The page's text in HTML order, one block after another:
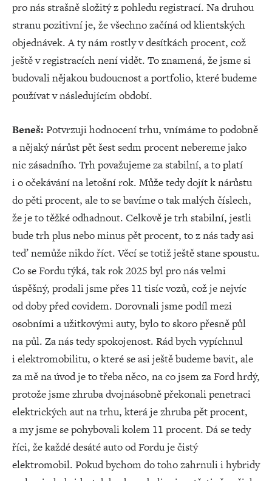
pro nás strašně složitý z pohledu registrací. Na druhou
stranu pozitivní je, že všechno začíná od klientských
objednávek. A ty nám rostly v desítkách procent, což
ještě v registracích není vidět. To znamená, že jsme si
budovali nějakou budoucnost a portfolio, které budeme
používat v následujícím období.
Beneš: Potvrzuji hodnocení trhu, vnímáme to podobně
a nějaký nárůst pět šest sedm procent nebereme jako
nic zásadního. Trh považujeme za stabilní, a to platí
i o očekávání na letošní rok. Může tedy dojít k nárůstu
do pěti procent, ale to se bavíme o tak malých číslech,
že je to těžké odhadnout. Celkově je trh stabilní, jestli
bude trh plus nebo minus pět procent, to z nás tady asi
teď nemůže nikdo říct. Věcí se totiž ještě stane spoustu.
Co se Fordu týká, tak rok 2025 byl pro nás velmi
úspěšný, prodali jsme přes 11 tisíc vozů, což je nejvíc
od doby před covidem. Dorovnali jsme podíl mezi
osobními a užitkovými auty, bylo to skoro přesně půl
na půl. Za nás tedy spokojenost. Rád bych vypíchnul
i elektromobilitu, o které se asi ještě budeme bavit, ale
za mě na úvod je to třeba něco, na co jsem za Ford hrdý,
protože jsme zhruba dvojnásobně překonali penetraci
elektrických aut na trhu, která je zhruba pět procent,
a my jsme se pohybovali kolem 11 procent. Dá se tedy
říci, že každé desáté auto od Fordu je čistý
elektromobil. Pokud bychom do toho zahrnuli i hybridy